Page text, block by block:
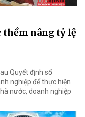
thềm nâng tỷ lệ
Quyết định số
nghiệp để thực hiện
nước, doanh nghiệp